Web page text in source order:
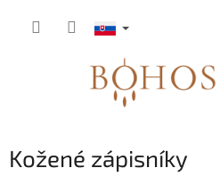
Kožené zápisníky